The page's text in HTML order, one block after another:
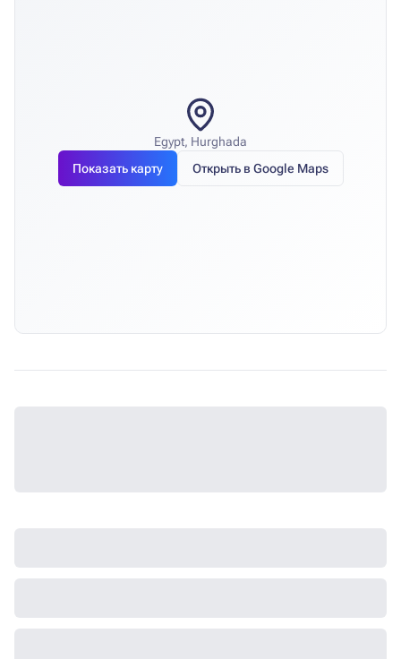
Egypt, Hurghada
Показать карту
Открыть в Google Maps